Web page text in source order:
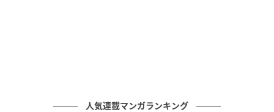
人気連載マンガランキング